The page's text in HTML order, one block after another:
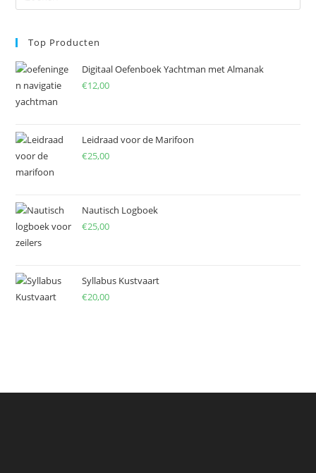
Top Producten
Digitaal Oefenboek Yachtman met Almanak
€12,00
Leidraad voor de Marifoon
€25,00
Nautisch Logboek
€25,00
Syllabus Kustvaart
€20,00